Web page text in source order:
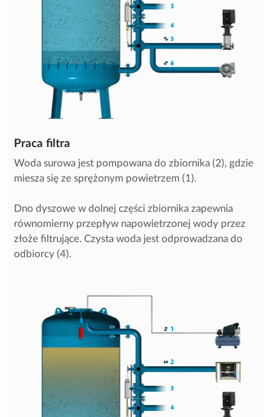
Praca filtra
Woda surowa jest pompowana do zbiornika (2), gdzie
miesza się ze sprężonym powietrzem (1).
Dno dyszowe w dolnej części zbiornika zapewnia
równomierny przepływ napowietrzonej wody przez
złoże filtrujące. Czysta woda jest odprowadzana do
odbiorcy (4).